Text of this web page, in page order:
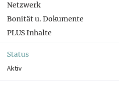
Netzwerk
Bonität u. Dokumente
PLUS Inhalte
Status
Aktiv